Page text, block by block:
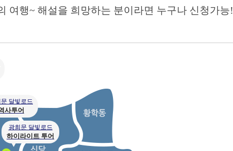
여행~ 해설을 희망하는 분이라면 누구나 신청가능!
달빛로드
사투어
광희문 달빛로드
하이라이트 투어